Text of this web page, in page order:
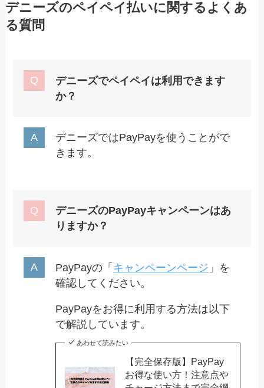
デニーズのペイペイ払いに関するよくあ
る質問
デニーズでペイペイは利用できます
か？
デニーズではPayPayを使うことがで
きます。
デニーズのPayPayキャンペーンはあ
りますか？
PayPayの「 キャンペーンページ 」を
確認してください。
PayPayをお得に利用する方法は以下
で解説しています。
あわせて読みたい
【完全保存版】PayPay
お得な使い方！注意点や